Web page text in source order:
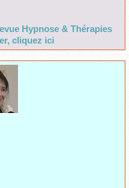
Hypnose & Thérapies
cliquez ici